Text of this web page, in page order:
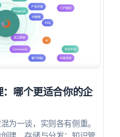
哪个更适合你的企
为一谈，实则各有侧重。